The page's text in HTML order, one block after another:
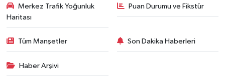
Merkez Trafik Yoğunluk
Haritası
Puan Durumu ve Fikstür
Tüm Manşetler Son Dakika Haberleri
Haber Arşivi